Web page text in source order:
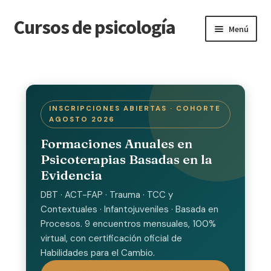
Ir
a
Ir
a
Cursos de psicología Menú
Blog
Carrito
Contacto
Courses
Cursos
INSCRIPCIONES ABIERTAS · COHORTE
AGOSTO 2026
Formaciones Anuales en
Psicoterapias Basadas en la
Evidencia
DBT · ACT-FAP · Trauma · TCC y
Contextuales · Infantojuveniles · Basada en
Procesos. 9 encuentros mensuales, 100%
virtual, con certificación oficial de
Habilidades para el Cambio.